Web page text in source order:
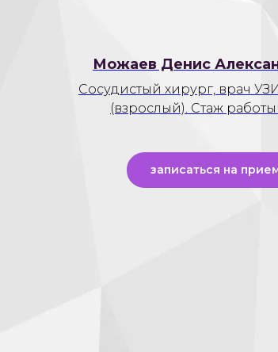
Можаев Денис
Сосудистый хирург, врач
(взрослый). Стаж работы
записаться на